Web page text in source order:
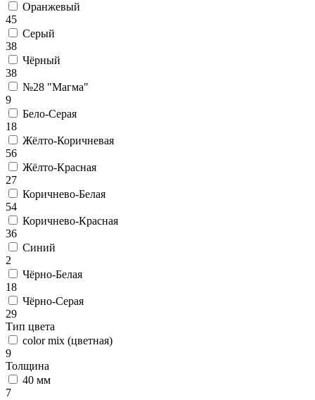
Оранжевый
45
Серый
38
Чёрный
38
№28 "Магма"
9
Бело-Серая
18
Жёлто-Коричневая
56
Жёлто-Красная
27
Коричнево-Белая
54
Коричнево-Красная
36
Синий
2
Чёрно-Белая
18
Чёрно-Серая
29
Тип цвета
color mix (цветная)
9
Толщина
40 мм
7